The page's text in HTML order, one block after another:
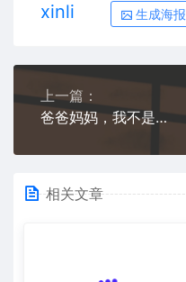
xinli 生成海报
上一篇：
爸爸妈妈，我不是逃避学习，我是抑郁了
相关文章